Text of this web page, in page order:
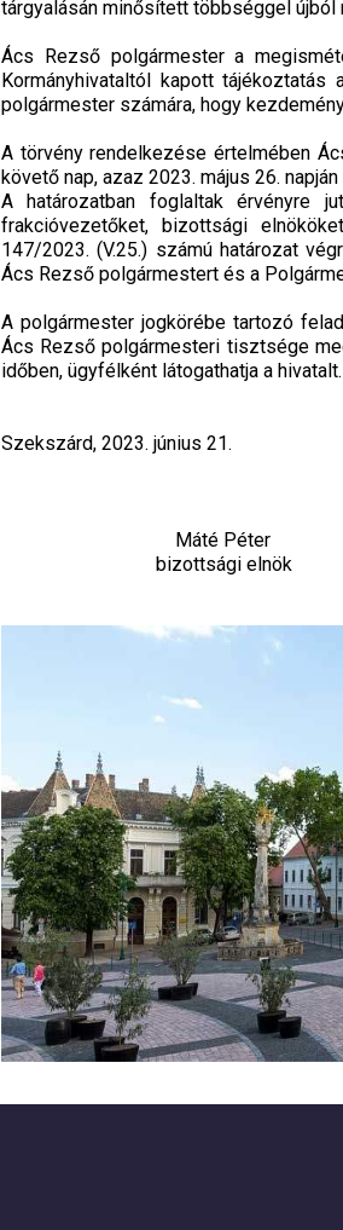
tárgyalásán minősített többséggel
Ács Rezső polgármester a
Kormányhivataltól kapott
polgármester számára, hogy
A törvény rendelkezése értelmében
követő nap, azaz 2023. május 26.
A határozatban foglaltak érvényre
frakcióvezetőket, bizottsági
147/2023. (V.25.) számú határozat
Ács Rezső polgármestert és a
A polgármester jogkörébe tartozó
Ács Rezső polgármesteri tisztsége
időben, ügyfélként látogathatja a hivatalt.
Szekszárd, 2023. június 21.
Máté Péter
bizottsági